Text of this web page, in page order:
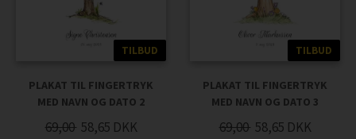
TILBUD
PLAKAT TIL FINGERTRYK
MED NAVN OG DATO 2
69,00 58,65 DKK
TILBUD
PLAKAT TIL FINGERTRYK
MED NAVN OG DATO 3
69,00 58,65 DKK